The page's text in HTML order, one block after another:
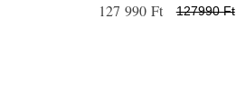
127 990 Ft 127990 Ft